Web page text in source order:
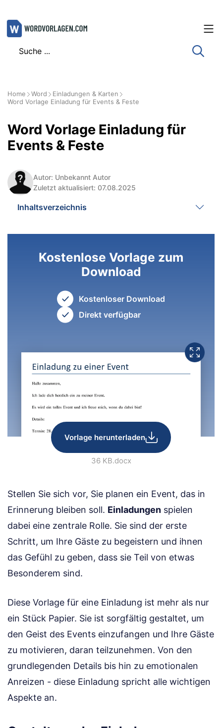
Zum
Inhalt
Home Word
Einladungen & Karten
Word Vorlage Einladung für Events & Feste
Word Vorlage Einladung für
Events & Feste
Autor: Unbekannt Autor
Zuletzt aktualisiert: 07.08.2025
Inhaltsverzeichnis
Kostenlose Vorlage zum
Download
Kostenloser Download
Direkt verfügbar
Vorlage herunterladen
36 KB.docx
Stellen Sie sich vor, Sie planen ein Event, das in
Erinnerung bleiben soll. Einladungen spielen
dabei eine zentrale Rolle. Sie sind der erste
Schritt, um Ihre Gäste zu begeistern und ihnen
das Gefühl zu geben, dass sie Teil von etwas
Besonderem sind.
Diese Vorlage für eine Einladung ist mehr als nur
ein Stück Papier. Sie ist sorgfältig gestaltet, um
den Geist des Events einzufangen und Ihre Gäste
zu motivieren, daran teilzunehmen. Von den
grundlegenden Details bis hin zu emotionalen
Anreizen - diese Einladung spricht alle wichtigen
Aspekte an.